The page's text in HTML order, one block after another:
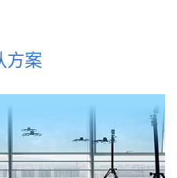
方案